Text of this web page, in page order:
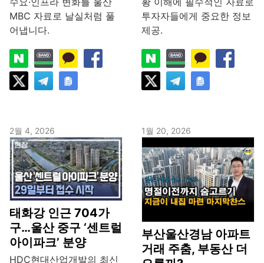
MBC 자료로 날실처럼 풀
어냅니다.
투자자들에게 중요한 정보
제공.
2월 4, 2026
태화강 인근 704가
구…울산 중구 ‘센트럴
아이파크’ 분양
HDC현대산업개발의 최신
1월 20, 2026
부산울산경남 아파트
거래 주춤, 부동산 더